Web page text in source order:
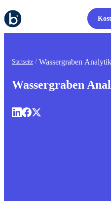
Startseite Wassergraben Analytik
Wassergraben